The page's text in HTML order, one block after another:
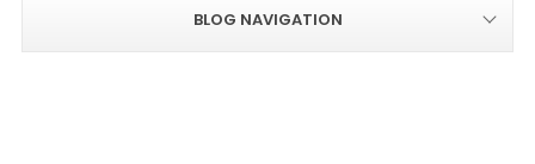
BLOG NAVIGATION